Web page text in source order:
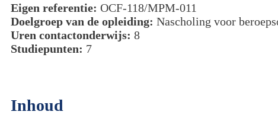
Eigen referentie: OCF-118/MPM-011
Doelgroep van de opleiding: Nascholing voor
Uren contactonderwijs: 8
Studiepunten: 7
Inhoud